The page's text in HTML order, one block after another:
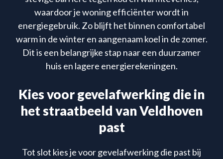
waardoor je woning efficiënter wordt in
energiegebruik. Zo blijft het binnen comfortabel
warm in de winter en aangenaam koel in de zomer.
Dit is een belangrijke stap naar een duurzamer
huis en lagere energierekeningen.
Kies voor gevelafwerking die in
het straatbeeld van Veldhoven
past
Tot slot kies je voor gevelafwerking die past bij